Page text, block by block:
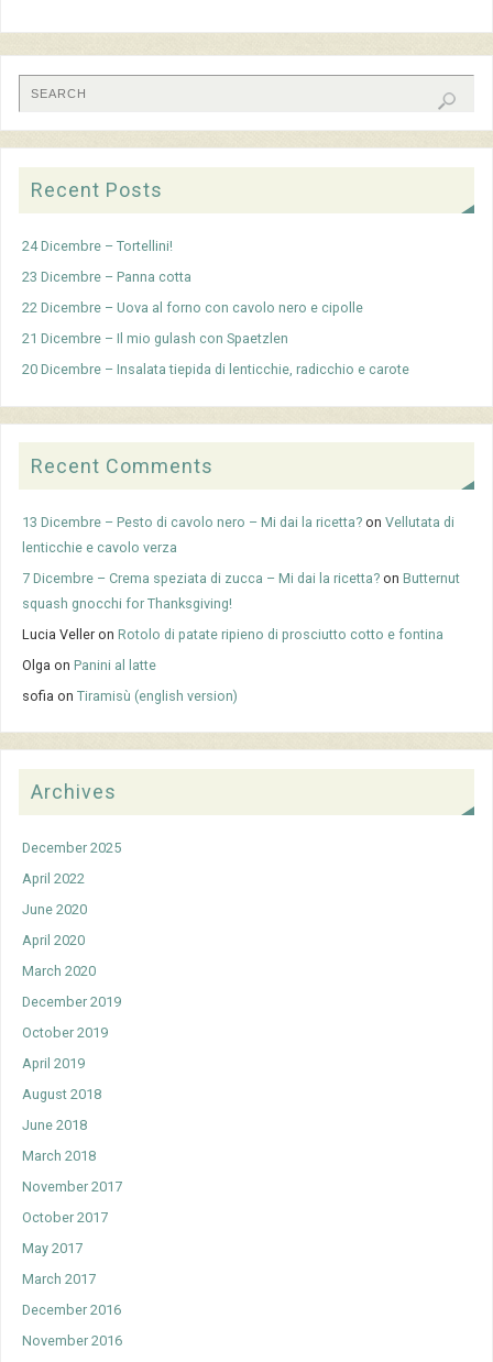
Recent Posts
24 Dicembre – Tortellini!
23 Dicembre – Panna cotta
22 Dicembre – Uova al forno con cavolo nero e cipolle
21 Dicembre – Il mio gulash con Spaetzlen
20 Dicembre – Insalata tiepida di lenticchie, radicchio e carote
Recent Comments
13 Dicembre – Pesto di cavolo nero – Mi dai la ricetta? onVellutata di
lenticchie e cavolo verza
7 Dicembre – Crema speziata di zucca – Mi dai la ricetta? onButternut
squash gnocchi for Thanksgiving!
Lucia Veller onRotolo di patate ripieno di prosciutto cotto e fontina
Olga onPanini al latte
sofia onTiramisù (english version)
Archives
December 2025
April 2022
June 2020
April 2020
March 2020
December 2019
October 2019
April 2019
August 2018
June 2018
March 2018
November 2017
October 2017
May 2017
March 2017
December 2016
November 2016